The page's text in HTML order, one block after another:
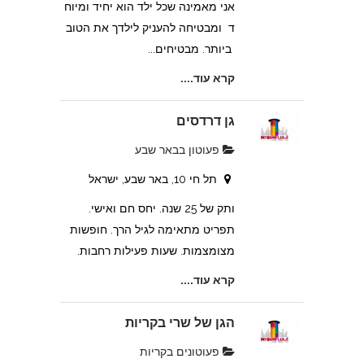
אני מאמינה שכל ילד הוא יחיד ומיוח
ד ומבטיחה להעניק לילדך את הטוב
ביותר. מבטיחים...
קרא עוד....
גן דרדסים
פעוטון בבאר שבע
תל חי 10, באר שבע, ישראל
ותק של 25 שנה. יחס חם ואישי.
תפריט מתאימה לגיל הרך. חופשות
מצומצמות. שעות פעילות רחבות.
קרא עוד....
הגן של שרי בקריות
פעוטונים בקריות